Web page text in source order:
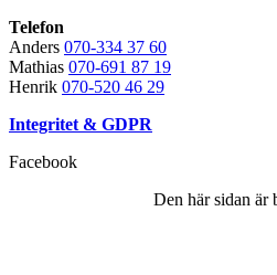
Telefon
Anders 070-334 37 60
Mathias 070-691 87 19
Henrik 070-520 46 29
Integritet & GDPR
Facebook
Den här sidan är